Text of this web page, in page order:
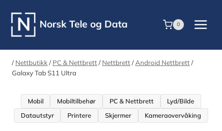
content
0
/ Nettbutikk/ PC & Nettbrett/ Nettbrett/ Android Nettbrett/
Galaxy Tab S11 Ultra
Mobil Mobiltilbehør PC & Nettbrett
Lyd/Bilde
Datautstyr
Printere Skjermer Kameraovervåking